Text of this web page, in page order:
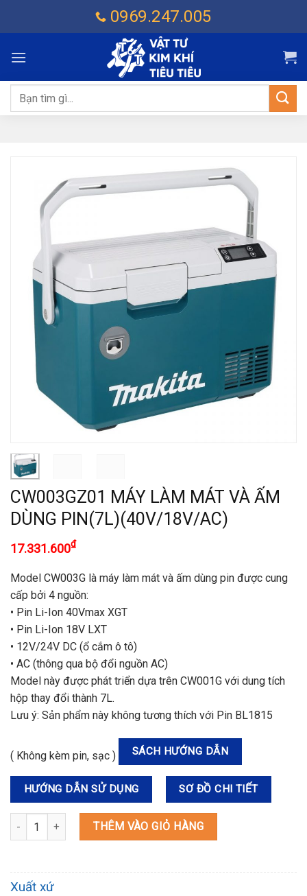
dung
0969.247.005
Tìm
kiếm:
CW003GZ01 MÁY LÀM MÁT VÀ ẤM
DÙNG PIN(7L)(40V/18V/AC)
17.331.600₫
Model CW003G là máy làm mát và ấm dùng pin được cung
cấp bởi 4 nguồn:
• Pin Li-Ion 40Vmax XGT
• Pin Li-Ion 18V LXT
• 12V/24V DC (ổ cắm ô tô)
• AC (thông qua bộ đổi nguồn AC)
Model này được phát triển dựa trên CW001G với dung tích
hộp thay đổi thành 7L.
Lưu ý: Sản phẩm này không tương thích với Pin BL1815
( Không kèm pin, sạc ) SÁCH HƯỚNG DẪN
HƯỚNG DẪN SỬ DỤNG SƠ ĐỒ CHI TIẾT
CW003GZ01 MÁY LÀM MÁT VÀ ẤM DÙNG PIN(7L)(40V/18V/AC)
THÊM VÀO GIỎ HÀNG
Xuất xứ